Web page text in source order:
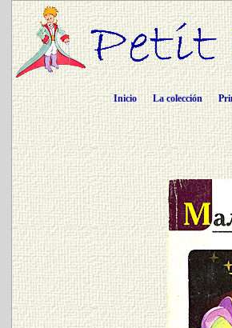
Inicio La colección